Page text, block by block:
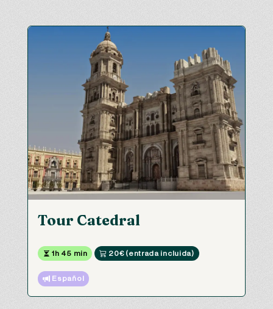
Tour Catedral
1h 45 min 20€ (entrada incluida)
Español